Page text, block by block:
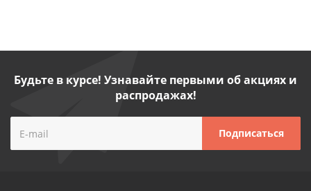
Будьте в курсе! Узнавайте первыми об акциях и
распродажах!